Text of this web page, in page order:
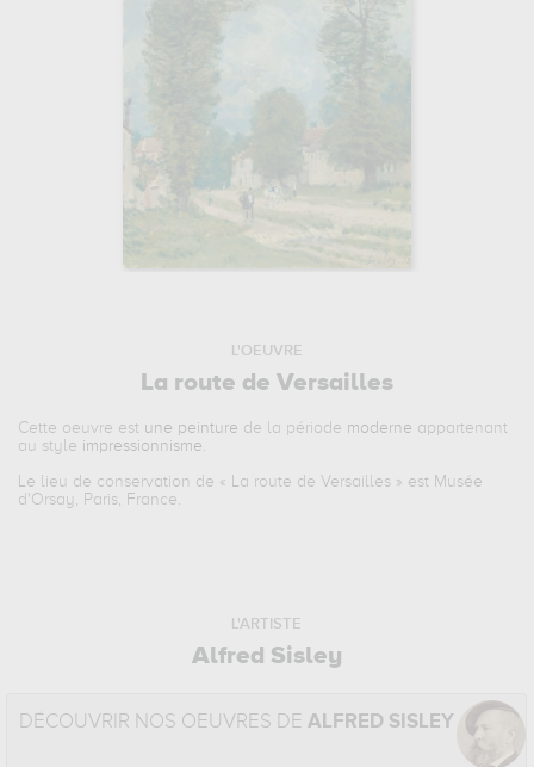
L'OEUVRE
La route de Versailles
Cette oeuvre est une peinture de la période moderne appartenant
au style impressionnisme.
Le lieu de conservation de « La route de Versailles » est Musée
d'Orsay, Paris, France.
L'ARTISTE
Alfred Sisley
DÉCOUVRIR NOS OEUVRES DEALFRED SISLEY